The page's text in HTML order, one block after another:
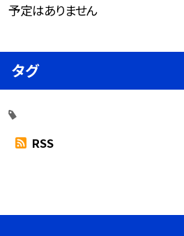
予定はありません
タグ
RSS